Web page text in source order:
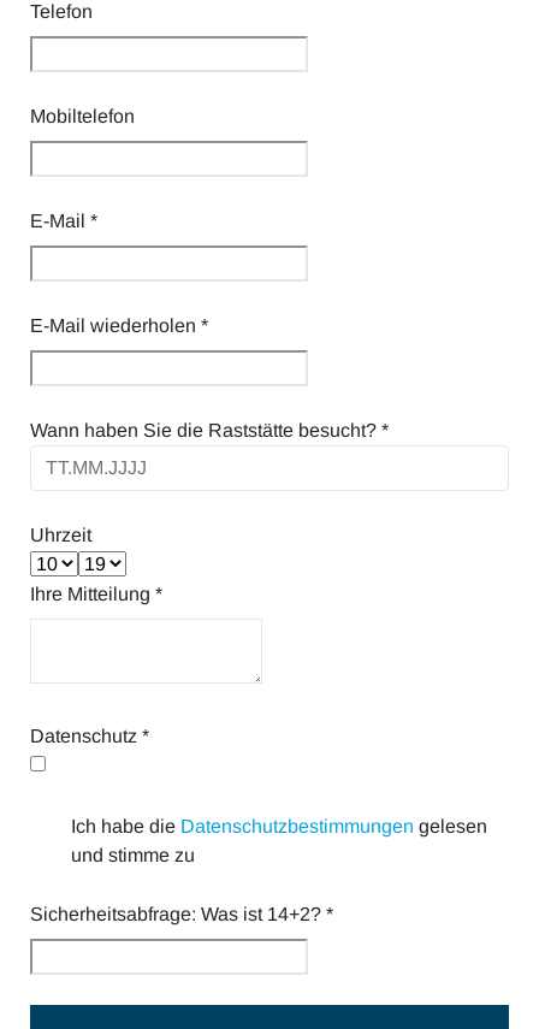
Telefon
Mobiltelefon
E-Mail *
E-Mail wiederholen *
Wann haben Sie die Raststätte besucht? *
Uhrzeit
Ihre Mitteilung *
Datenschutz *
Ich habe die Datenschutzbestimmungen gelesen
und stimme zu
Sicherheitsabfrage: Was ist 14+2? *